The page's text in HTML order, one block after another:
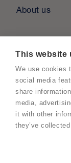
About us
MAKE AN
+32
Get in
This website
We use cookies
social media
share
media,
it with other
they’ve